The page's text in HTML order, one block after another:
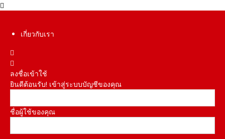
เกี่ยวกับเรา
ลงชื่อเข้าใช้
ยินดีต้อนรับ! เข้าสู่ระบบบัญชีของคุณ
ชื่อผู้ใช้ของคุณ